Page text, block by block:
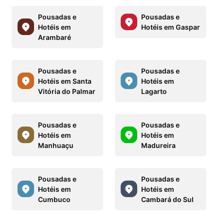
Pousadas e
Hotéis em
Arambaré
Pousadas e
Hotéis em Gaspar
Pousadas e
Hotéis em Santa
Vitória do Palmar
Pousadas e
Hotéis em
Lagarto
Pousadas e
Hotéis em
Manhuaçu
Pousadas e
Hotéis em
Madureira
Pousadas e
Hotéis em
Cumbuco
Pousadas e
Hotéis em
Cambará do Sul